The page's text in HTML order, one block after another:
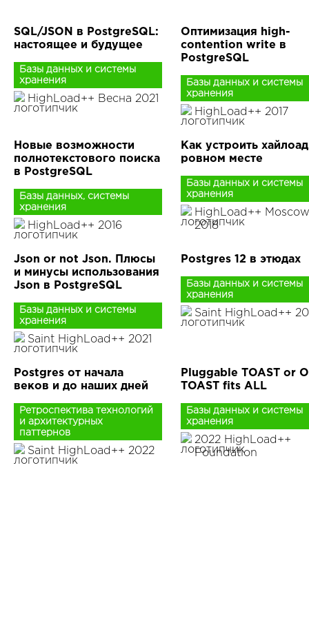
SQL/JSON в PostgreSQL:
настоящее и будущее
Базы данных и системы
хранения
HighLoad++ Весна 2021
Оптимизация high-
contention write в
PostgreSQL
Базы данных и системы
хранения
HighLoad++ 2017
Новые возможности
полнотекстового поиска
в PostgreSQL
Базы данных, системы
хранения
HighLoad++ 2016
Как устроить
ровном месте
Базы данных и системы
хранения
HighLoad++ Moscow
2018
Json or not Json. Плюсы
и минусы использования
Json в PostgreSQL
Базы данных и системы
хранения
Saint HighLoad++ 2021
Postgres 12 в этюдах
Базы данных и системы
хранения
Saint HighLoad++
Postgres от начала
веков и до наших дней
Ретроспектива технологий
и архитектурных
паттернов
Saint HighLoad++ 2022
Pluggable TOAST or
TOAST fits ALL
Базы данных и системы
хранения
2022 HighLoad++
Foundation